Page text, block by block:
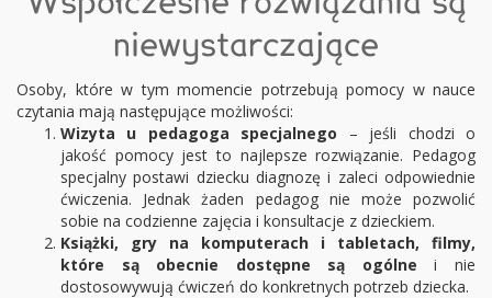
niewystarczające
Osoby, które w tym momencie potrzebują pomocy w nauce
czytania mają następujące możliwości:
Wizyta u pedagoga specjalnego – jeśli chodzi o
jakość pomocy jest to najlepsze rozwiązanie. Pedagog
specjalny postawi dziecku diagnozę i zaleci odpowiednie
ćwiczenia. Jednak żaden pedagog nie może pozwolić
sobie na codzienne zajęcia i konsultacje z dzieckiem.
Książki, gry na komputerach i tabletach, filmy,
które są obecnie
dostępne są ogólne i nie
dostosowywują ćwiczeń do konkretnych potrzeb dziecka.